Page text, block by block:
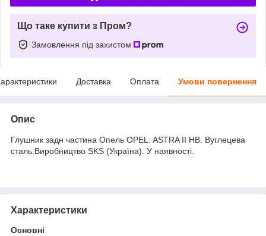
Що таке купити з Пром?
Замовлення під захистом
Доставка Оплата Умови повернення
Опис
Глушник задн частина Опель OPEL: ASTRA II HB. Вуглецева
сталь.Виробництво SKS (Україна). У наявності.
Характеристики
Основні